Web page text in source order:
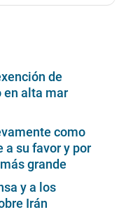
de
en alta mar
como
a su favor y por
grande
y a los
Irán